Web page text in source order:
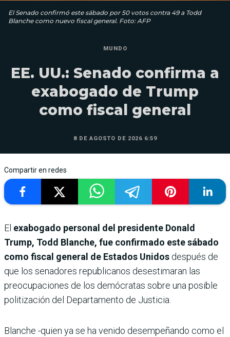
El Senado confirmó este sábado por 50 votos contra 49 a Todd
Blanche como nuevo fiscal general. Foto: AFP
MUNDO
EE. UU.: Senado confirma a
exabogado de Trump
como fiscal general
8 DE AGOSTO DE 2026 6:59
Compartir en redes
El exabogado personal del presidente Donald
Trump, Todd Blanche, fue confirmado este sábado
como fiscal general de Estados Unidos después de
que los senadores republicanos desestimaran las
preocupaciones de los demócratas sobre una posible
politización del Departamento de Justicia.
Blanche -quien ya se ha venido desempeñando como el